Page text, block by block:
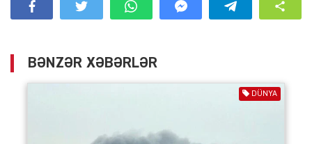
BƏNZƏR XƏBƏRLƏR
DÜNYA